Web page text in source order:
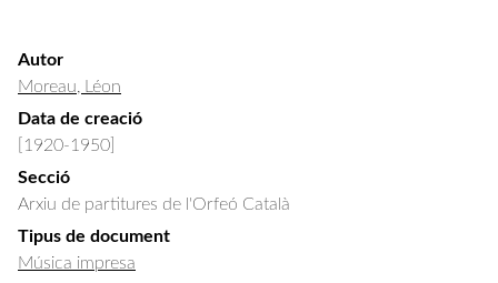
Autor
Moreau, Léon
Data de creació
[1920-1950]
Secció
Arxiu de partitures de l'Orfeó Català
Tipus de document
Música impresa